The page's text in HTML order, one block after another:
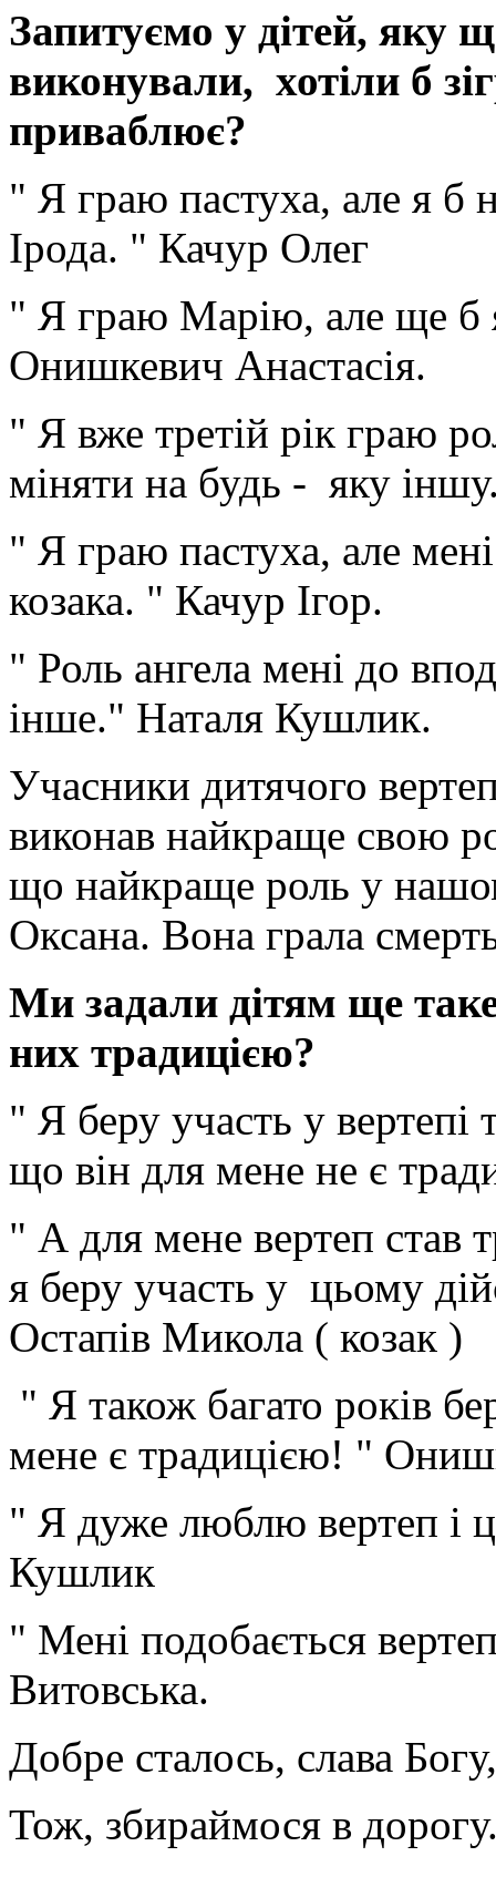
Запитуємо у дітей, яку
виконували, хотіли б
приваблює?
" Я граю пастуха, але я б
Ірода. " Качур Олег
" Я граю Марію, але ще б я
Онишкевич Анастасія.
" Я вже третій рік граю
міняти на будь - яку
" Я граю пастуха, але
козака. " Качур Ігор.
" Роль ангела мені до
інше." Наталя Кушлик.
Учасники дитячого
виконав найкраще свою
що найкраще роль у
Оксана. Вона грала
Ми задали дітям ще
них традицією?
" Я беру участь у
що він для мене не є
" А для мене вертеп став
я беру участь у цьому
Остапів Микола ( козак )
" Я також багато років
мене є традицією! "
" Я дуже люблю вертеп і
Кушлик
" Мені подобається
Витовська.
Добре сталось, слава Богу,
Тож, збираймося в